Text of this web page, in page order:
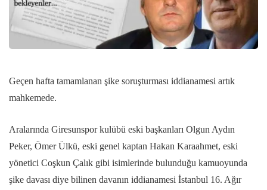
Geçen hafta tamamlanan şike soruşturması iddianamesi artık
mahkemede.
Aralarında Giresunspor kulübü eski başkanları Olgun Aydın
Peker, Ömer Ülkü, eski genel kaptan Hakan Karaahmet, eski
yönetici Coşkun Çalık gibi isimlerinde bulunduğu kamuoyunda
şike davası diye bilinen davanın iddianamesi İstanbul 16. Ağır